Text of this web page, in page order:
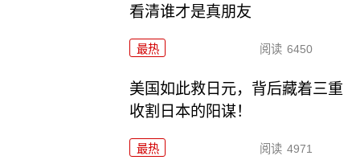
看清谁才是真朋友
最热 阅读 6450
美国如此救日元，背后藏着三重
收割日本的阳谋！
最热 阅读 4971